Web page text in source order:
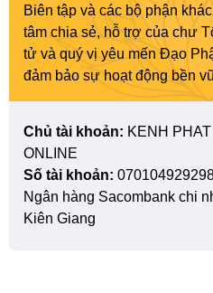
Biên tập và các bộ phận
tâm chia sẻ, hỗ trợ của chư
tử và quý vị yêu mến Đạo
đảm bảo sự hoạt động bền
Chủ tài khoản: KENH
ONLINE
Số tài khoản:
Ngân hàng Sacombank chi
Kiên Giang